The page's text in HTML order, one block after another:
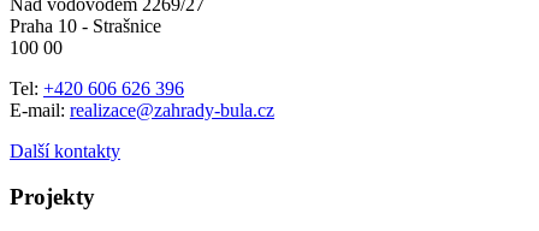
Praha 10 - Strašnice
100 00
Tel: +420 606 626 396
E-mail: realizace@zahrady-bula.cz
Další kontakty
Projekty